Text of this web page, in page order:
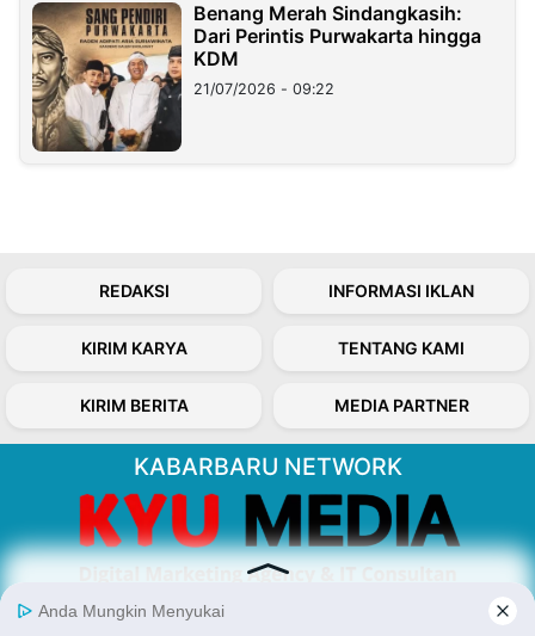
Benang Merah Sindangkasih:
Dari Perintis Purwakarta hingga
KDM
21/07/2026 - 09:22
REDAKSI INFORMASI IKLAN
KIRIM KARYA TENTANG KAMI
KIRIM BERITA MEDIA PARTNER
KABARBARU NETWORK
About Our Kabarbaru.co